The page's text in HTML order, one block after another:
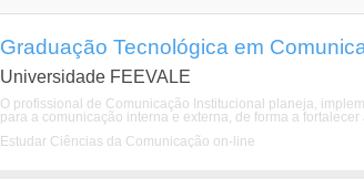
Graduação Tecnológica em
Universidade FEEVALE
O profissional de Comunicação Institucional planeja,
para a comunicação interna e externa, de forma a
Estudar Ciências da Comunicação on-line